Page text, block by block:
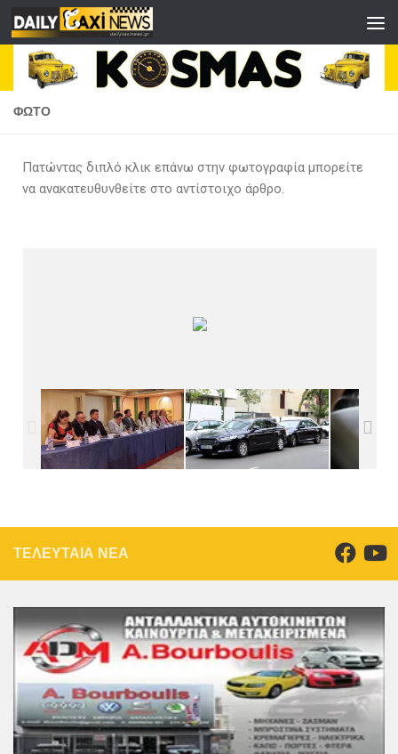
Skip to content
ΦΩΤΟ
Πατώντας διπλό κλικ επάνω στην φωτογραφία μπορείτε
να ανακατευθυνθείτε στο αντίστοιχο άρθρο.
ΤΕΛΕΥΤΑΙΑ ΝΕΑ